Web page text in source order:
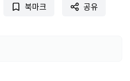
북마크 공유